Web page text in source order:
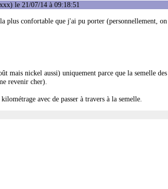
le 21/07/14 à 09:18:51
plus confortable que j'ai pu porter (personnellement,
mais nickel aussi) uniquement parce que la semelle
revenir cher).
avec de passer à travers à la semelle.